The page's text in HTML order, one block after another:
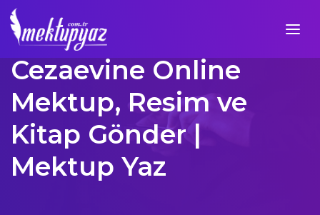
Cezaevine Online
Mektup, Resim ve
Kitap Gönder |
Mektup Yaz